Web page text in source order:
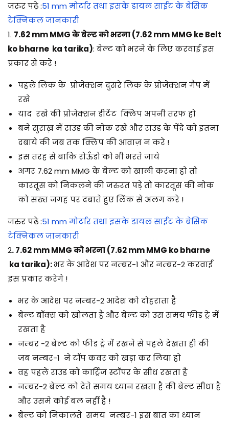
जरुर पढ़े :51 mm मोर्टार तथा इसके डायल साईट के बेसिक
टेक्निकल जानकारी
1. 7.62 mm MMG के बेल्ट को भरना (7.62 mm MMG ke Belt
ko bharne ka tarika): बेल्ट को भरने के लिए करवाई इस
प्रकार से करे !
पहले लिंक के प्रोजेक्शन दुसरे लिंक के प्रोजेक्शन गैप में
रखे
याद रखे की प्रोजेक्शन डीटेंट क्लिप अपनी तरफ हो
बने सुराख़ में राउंड की नोक रखे और राउंड के पेंदे को इतना
दबाये की जब तक क्लिप की आवाज़ न करे !
इस तरह से बाकि रोऊँडो को भी भरते जाये
अगर 7.62 mm MMG के बेल्ट को खाली करना हो तो
कारतूस को निकलने की जरुरत पड़े तो कारतूस की नोक
को सख्त जगह पर दबाते हुए लिंक से अलग करे !
जरुर पढ़े :51 mm मोर्टार तथा इसके डायल साईट के बेसिक
टेक्निकल जानकारी
2. 7.62 mm MMG को भरना (7.62 mm MMG ko bharne
ka tarika):भर के आदेश पर नम्बर-1 और नम्बर-2 करवाई
इस प्रकार करेगे !
भर के आदेश पर नम्बर-2 आदेश को दोहराता है
बेल्ट बॉक्स को खोलता है और बेल्ट को उस समय फीड ट्रे में
रखता है
नम्बर -2 बेल्ट को फीड ट्रे में रखने से पहले देखता ही की
जब नम्बर-1 ने टॉप कवर को खड़ा कर लिया हो
वह पहले राउंड को कार्ट्रिज स्टॉपर के सीध रखता है
नम्बर-2 बेल्ट को देते समय ध्यान रखता है की बेल्ट सीधा है
और उसमे कोई बल नहीं है !
बेल्ट को निकालते समय नम्बर-1 इस बात का ध्यान